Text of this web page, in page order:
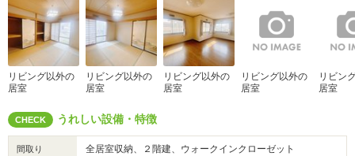
リビング以外の
居室
リビング以外の
居室
リビング以外の
居室
リビング以外の
居室
リビン
居室
CHECK うれしい設備・特徴
間取り 全居室収納、２階建、ウォークインクローゼット